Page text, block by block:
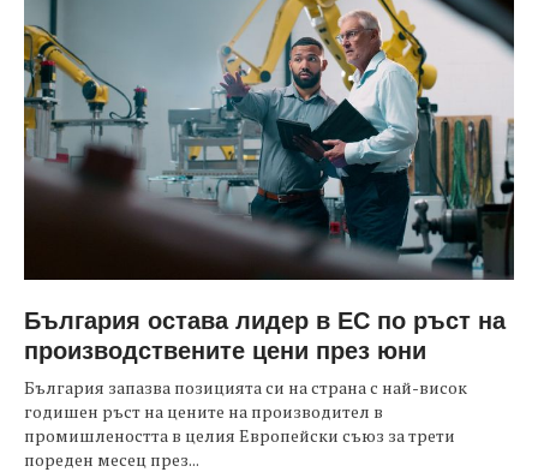
България остава лидер в ЕС по ръст на
производствените цени през юни
България запазва позицията си на страна с най-висок
годишен ръст на цените на производител в
промишлеността в целия Европейски съюз за трети
пореден месец през...